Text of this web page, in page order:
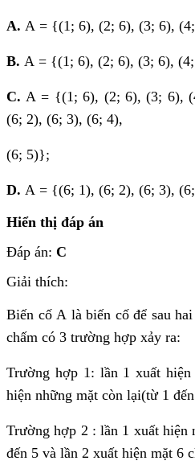
A. A = {(1; 6), (2; 6), (3; 6),
B. A = {(1; 6), (2; 6), (3; 6),
C. A = {(1; 6), (2; 6), (3; 6),
(6; 2), (6; 3), (6; 4),
(6; 5)};
D. A = {(6; 1), (6; 2), (6; 3),
Hiển thị đáp án
Đáp án: C
Giải thích:
Biến cố A là biến cố để sau
chấm có 3 trường hợp xảy ra:
Trường hợp 1: lần 1 xuất
hiện những mặt còn lại(từ 1
Trường hợp 2 : lần 1 xuất hiện
đến 5 và lần 2 xuất hiện mặt 6